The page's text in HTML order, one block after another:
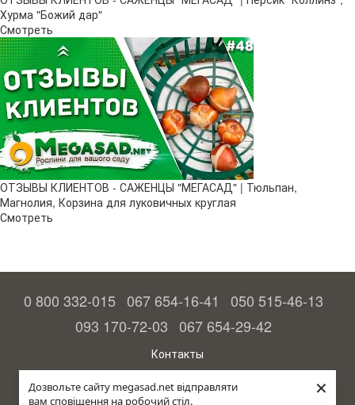
Дозвольте сайту megasad.net відправляти
вам сповіщення на робочий стіл.
×
Хурма "Божий дар"
Смотреть
ОТЗЫВЫ КЛИЕНТОВ - САЖЕНЦЫ "МЕГАСАД" | Тюльпан,
Магнолия, Корзина для луковичных круглая
Смотреть
0 800 332-015 067 654-16-41
050 515-46-13
093 170-72-03 067 654-29-42
Контакты
Полная версия сайта